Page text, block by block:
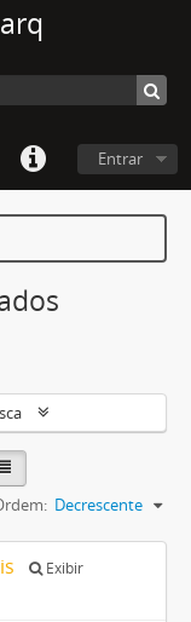
Entrar
Decrescente
Exibir